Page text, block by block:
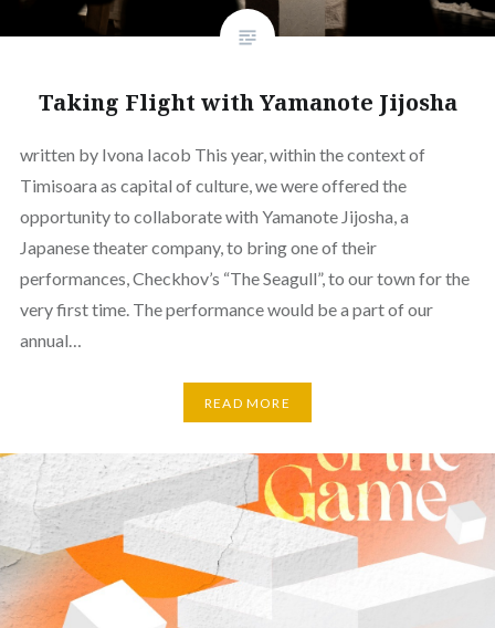
Taking Flight with Yamanote Jijosha
written by Ivona Iacob This year, within the context of
Timisoara as capital of culture, we were offered the
opportunity to collaborate with Yamanote Jijosha, a
Japanese theater company, to bring one of their
performances, Checkhov’s “The Seagull”, to our town for the
very first time. The performance would be a part of our
annual…
READ MORE